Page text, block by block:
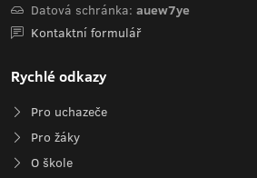
Datová schránka: auew7ye
Kontaktní formulář
Rychlé odkazy
Pro uchazeče
Pro žáky
O škole